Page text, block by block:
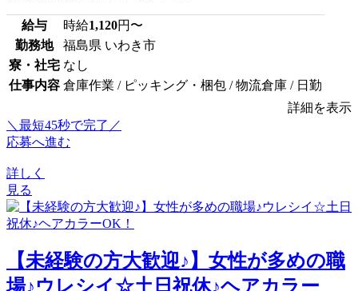
給与 時給1,120円〜
勤務地
福島県 いわき市
寮・社宅 なし
仕事内容 倉庫作業 / ピッキング・梱包 / 物流倉庫 / 日勤
詳細を表示
＼最短45秒で完了／
応募へ進む
詳しく
見る
【未経験の方大歓迎♪】女性が多めの職
場♪ウレシイ☆土日祝休♪ヘアカラー